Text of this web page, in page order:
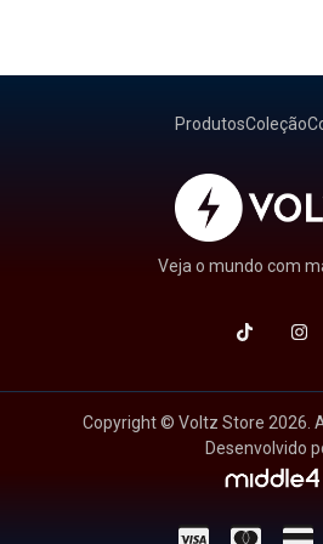
ProdutosColeção
Veja o mundo com
Copyright © Voltz Store 2026.
Desenvolvido